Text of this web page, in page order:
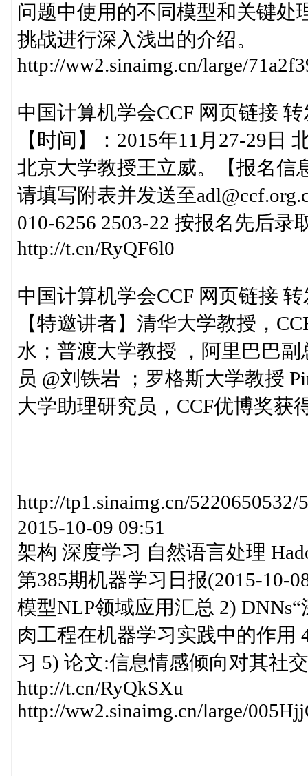
问题中使用的不同模型和关键处
挑战进行深入浅出的介绍。
http://ww2.sinaimg.cn/large/
中国计算机学会CCF 网页链接
【时间】：2015年11月27-29日
北京大学教授王立威。【报名信
请填写附表并发送至
010-6256 2503-22 按报名先后录
http://t.cn/RyQF6l0
中国计算机学会CCF 网页链接
【特邀讲者】清华大学教授，
水；普渡大学教授 ，阿里巴巴
员 @刘铁岩 ；罗格斯大学教授
大学助理研究员，CCF优博奖获
http://tp1.sinaimg.cn/
2015-10-09 09:51
架构 深度学习 自然语言处理
第385期机器学习日报(2015-10-
模型NLP领域应用汇总 2)
肉工程在机器学习实践中的作用
习 5) 论文:信息情感倾向对其社
http://t.cn/RyQkSXu
http://ww2.sinaimg.cn/large/